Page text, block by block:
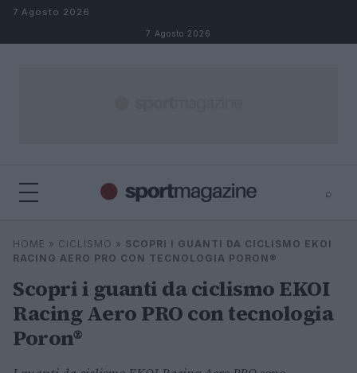
Salta al contenuto
7 Agosto 2026
7 Agosto 2026
⌕
Cerca
⌕
HOME » CICLISMO » SCOPRI I GUANTI DA CICLISMO EKOI
RACING AERO PRO CON TECNOLOGIA PORON®
Scopri i guanti da ciclismo EKOI
Racing Aero PRO con tecnologia
Poron®